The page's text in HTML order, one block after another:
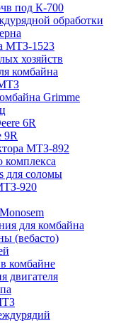
под К-700
обработки
МТЗ-1523
хозяйств
комбайна
Grimme
6R
9R
МТЗ-892
для соломы
920
для комбайна
(вебасто)
комбайне
двигателя